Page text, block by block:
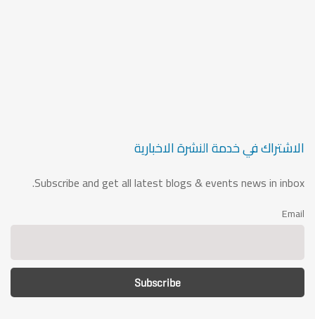
الاشتراك في خدمة النشرة الاخبارية
Subscribe and get all latest blogs & events news in inbox.
Email